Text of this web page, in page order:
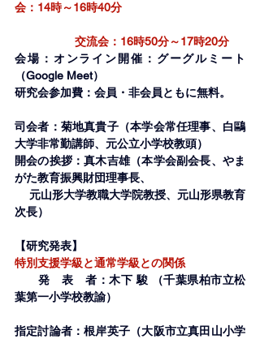
会：14時～16時40分
交流会：16時50分～17時20分
会場：オンライン開催：グーグルミート
（Google Meet）
研究会参加費：会員・非会員ともに無料。
司会者：菊地真貴子（本学会常任理事、白鷗
大学非常勤講師、元公立小学校教頭）
開会の挨拶：真木吉雄（本学会副会長、やま
がた教育振興財団理事長、
元山形大学教職大学院教授、元山形県教育
次長）
【研究発表】
特別支援学級と通常学級との関係
発　表　者：木下 駿 （千葉県柏市立松
葉第一小学校教諭）
指定討論者：根岸英子（大阪市立真田山小学